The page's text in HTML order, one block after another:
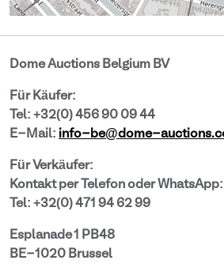
Dome Auctions Belgium BV
Für Käufer:
Tel: +32(0) 456 90 09 44
E-Mail: info-be@dome-
Für Verkäufer:
Kontakt per Telefon oder WhatsApp:
Tel: +32(0) 471 94 62 99
Esplanade 1 PB48
BE-1020 Brussel